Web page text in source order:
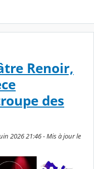
Renoir,
des
2026 21:46 - Mis à jour le